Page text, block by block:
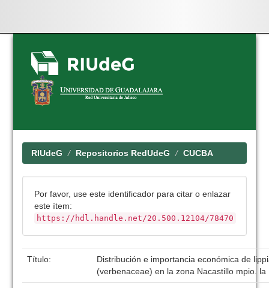
Skip
navigation
RIUdeG Repositorios RedUdeG CUCBA
Por favor, use este identificador para citar o enlazar
este ítem:
https://hdl.handle.net/20.500.12104/78470
Título:
Distribución e importancia económica de
(verbenaceae) en la zona Nacastillo mpio. la